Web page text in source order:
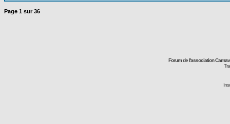
Page 1 sur36
Forum de l'association